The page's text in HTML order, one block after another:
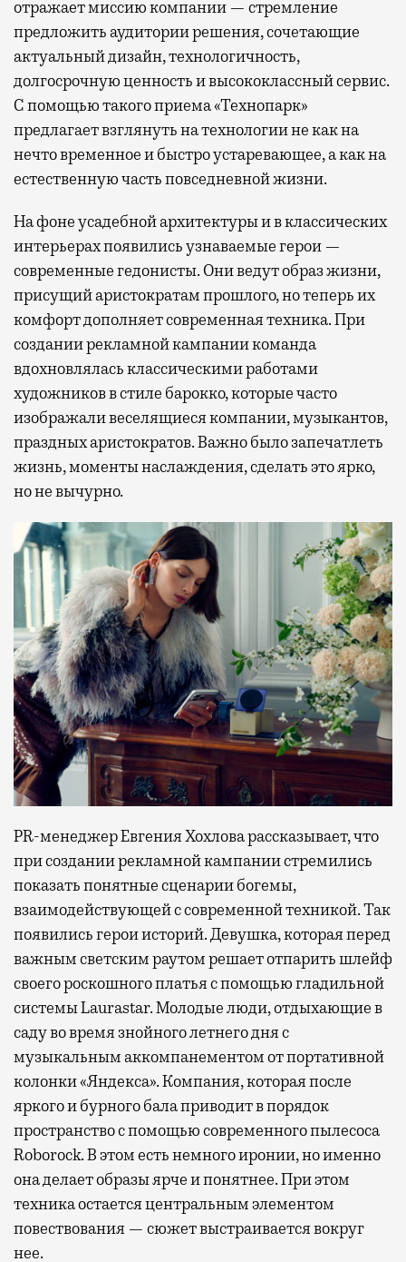
отражает миссию компании — стремление
предложить аудитории решения, сочетающие
актуальный дизайн, технологичность,
долгосрочную ценность и высококлассный сервис.
С помощью такого приема «Технопарк»
предлагает взглянуть на технологии не как на
нечто временное и быстро устаревающее, а как на
естественную часть повседневной жизни.
На фоне усадебной архитектуры и в классических
интерьерах появились узнаваемые герои —
современные гедонисты. Они ведут образ жизни,
присущий аристократам прошлого, но теперь их
комфорт дополняет современная техника. При
создании рекламной кампании команда
вдохновлялась классическими работами
художников в стиле барокко, которые часто
изображали веселящиеся компании, музыкантов,
праздных аристократов. Важно было запечатлеть
жизнь, моменты наслаждения, сделать это ярко,
но не вычурно.
PR-менеджер Евгения Хохлова рассказывает, что
при создании рекламной кампании стремились
показать понятные сценарии богемы,
взаимодействующей с современной техникой. Так
появились герои историй. Девушка, которая перед
важным светским раутом решает отпарить шлейф
своего роскошного платья с помощью гладильной
системы Laurastar. Молодые люди, отдыхающие в
саду во время знойного летнего дня с
музыкальным аккомпанементом от портативной
колонки «Яндекса». Компания, которая после
яркого и бурного бала приводит в порядок
пространство с помощью современного пылесоса
Roborock. В этом есть немного иронии, но именно
она делает образы ярче и понятнее. При этом
техника остается центральным элементом
повествования — сюжет выстраивается вокруг
нее.